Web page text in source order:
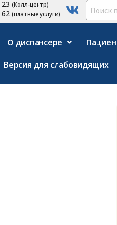
(Колл-центр)
62 (платные услуги)
О диспансере
Версия для слабовидящих